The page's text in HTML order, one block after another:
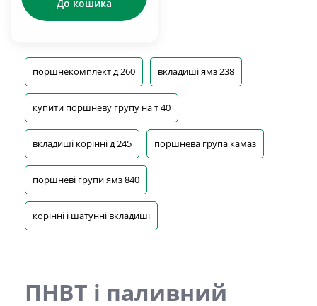
До кошика
поршнекомплект д 260 вкладиші ямз 238
купити поршневу групу на т 40
вкладиші корінні д 245 поршнева група камаз
поршневі групи ямз 840
корінні і шатунні вкладиші
ПНВТ і паливний